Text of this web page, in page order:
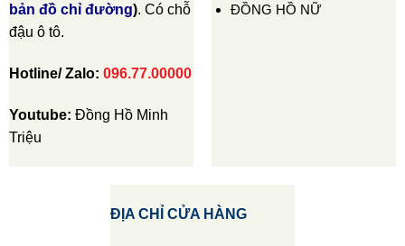
bản đồ chỉ đường). Có chỗ
đậu ô tô.
Hotline/ Zalo: 096.77.00000
Youtube: Đồng Hồ Minh
Triệu
ĐỒNG HỒ NỮ
ĐỊA CHỈ CỬA HÀNG